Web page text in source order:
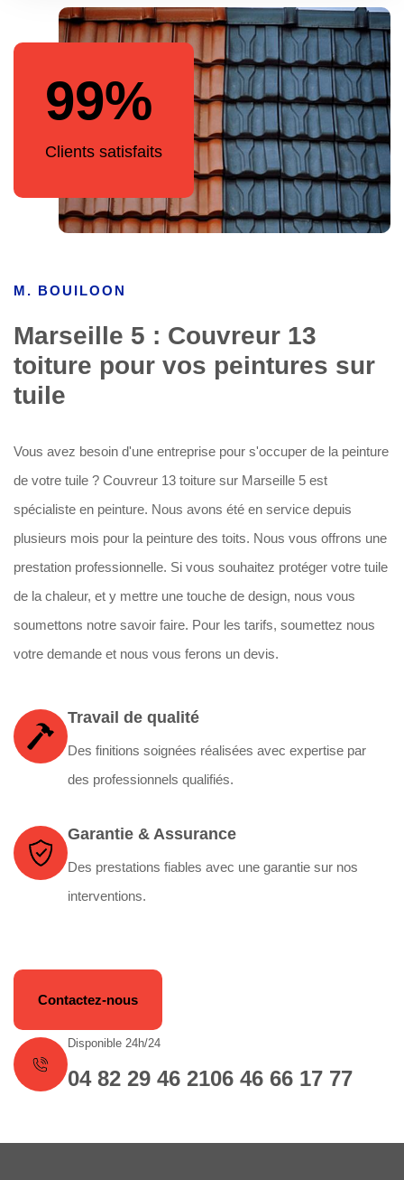
99%
Clients satisfaits
M. BOUILOON
Marseille 5 : Couvreur 13
toiture pour vos peintures sur
tuile
Vous avez besoin d'une entreprise pour s'occuper de la peinture
de votre tuile ? Couvreur 13 toiture sur Marseille 5 est
spécialiste en peinture. Nous avons été en service depuis
plusieurs mois pour la peinture des toits. Nous vous offrons une
prestation professionnelle. Si vous souhaitez protéger votre tuile
de la chaleur, et y mettre une touche de design, nous vous
soumettons notre savoir faire. Pour les tarifs, soumettez nous
votre demande et nous vous ferons un devis.
Travail de qualité
Des finitions soignées réalisées avec expertise par
des professionnels qualifiés.
Garantie & Assurance
Des prestations fiables avec une garantie sur nos
interventions.
Contactez-nous
Disponible 24h/24
04 82 29 46 2106 46 66 17 77